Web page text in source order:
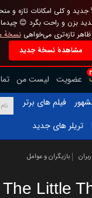
جدید و کلی امکانات تازه و
بزن و راحت بگرد 😊
ظاهر تازه‌تری می‌خواهینسخهٔ
مشاهدهٔ نسخهٔ جدید
عضویت لیست من
فیلم های برتر
تریلر های جدید
بازیگران و عوامل